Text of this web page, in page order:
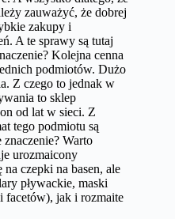
zauważyć, że dobrej
zakupy i
A te sprawy są tutaj
Kolejna cenna
podmiotów. Dużo
Z czego to jednak w
to sklep
od lat w sieci. Z
tego podmiotu są
Warto
urozmaicony
czepki na basen, ale
pływackie, maski
facetów), jak i rozmaite